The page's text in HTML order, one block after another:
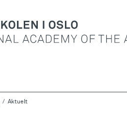
Aktuelt